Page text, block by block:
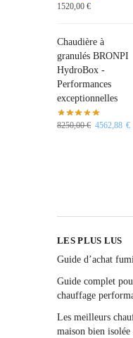
1520,00€
Chaudière à
granulés BRONPI
HydroBox -
Performances
exceptionnelles
8250,00€ 4562,88 €
LES PLUS LUS
Guide d’achat
Guide complet
chauffage
Les meilleurs
maison bien isolée